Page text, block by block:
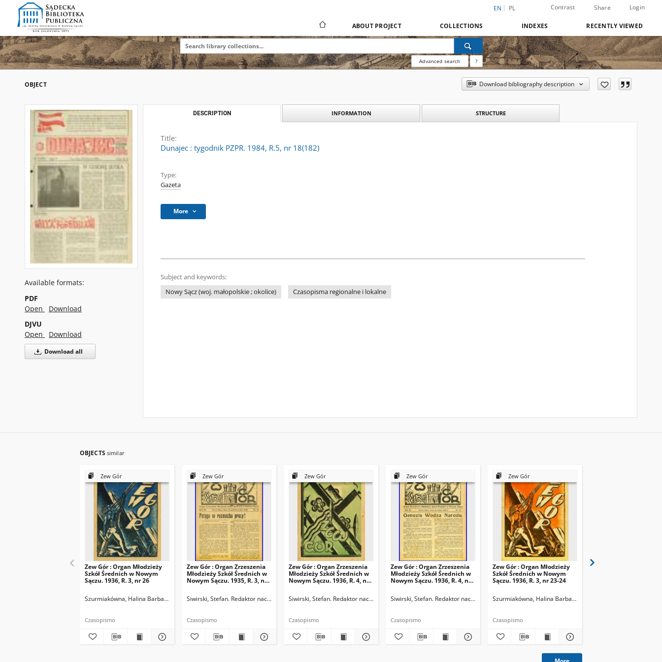
EN PL Contrast Share Login
ABOUT PROJECT COLLECTIONS INDEXES RECENTLY VIEWED
Advanced search ?
OBJECT Download bibliography description
Available formats:
PDF
Open
Download
DJVU
Open
Download
Download all
DESCRIPTION INFORMATION STRUCTURE
Title:
Dunajec : tygodnik PZPR. 1984, R.5, nr 18(182)
Type:
Gazeta
More
Subject and keywords:
Nowy Sącz (woj. małopolskie ; okolice)
Czasopisma regionalne i lokalne
OBJECTS similar
Zew Gór
Zew Gór : Organ Młodzieży
Szkół Średnich w Nowym
Sączu. 1936, R. 3, nr 26
Szurmiakówna, Halina Barbara (1920-1945). Redaktor naczelny
Czasopismo
Zew Gór
Zew Gór : Organ Zrzeszenia
Młodzieży Szkół Średnich w
Nowym Sączu. 1935, R. 3, nr
Siwirski, Stefan. Redaktor naczelny
Czasopismo
Zew Gór
Zew Gór : Organ Zrzeszenia
Młodzieży Szkół Średnich w
Nowym Sączu. 1936, R. 4, nr
Siwirski, Stefan. Redaktor naczelny
Czasopismo
Zew Gór
Zew Gór : Organ Zrzeszenia
Młodzieży Szkół Średnich w
Nowym Sączu. 1936, R. 4, nr
Siwirski, Stefan. Redaktor naczelny
Czasopismo
Zew Gór
Zew Gór : Organ Młodzieży
Szkół Średnich w Nowym
Sączu. 1936, R. 3, nr 23-24
Szurmiakówna, Halina Barbara (1920-1945). Redaktor
Czasopismo